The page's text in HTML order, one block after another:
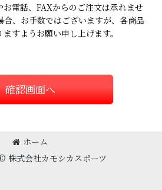
電話、FAXからのご注文は承れませ
、お手数ではございますが、各商品
すようお願い申し上げます。
確認画面へ
ホーム
式会社カモシカスポーツ